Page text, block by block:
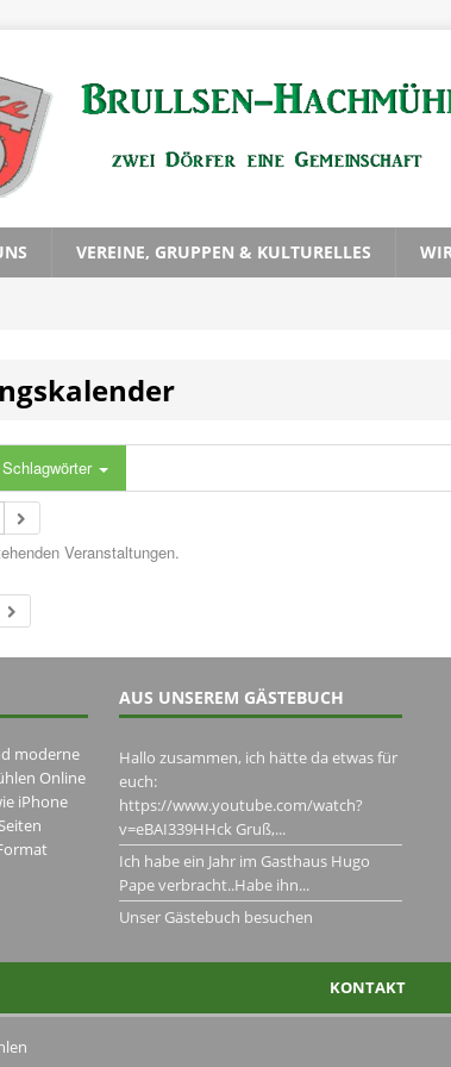
VEREINE, GRUPPEN & KULTURELLES
Schlagwörter
Veranstaltungen.
moderne
Online
iPhone
AUS UNSEREM GÄSTEBUCH
Hallo zusammen, ich hätte da etwas für
euch:
https://www.youtube.com/watch?
v=eBAI339HHck Gruß,...
Ich habe ein Jahr im Gasthaus Hugo
Pape verbracht..Habe ihn...
Unser Gästebuch besuchen
KONTAKT